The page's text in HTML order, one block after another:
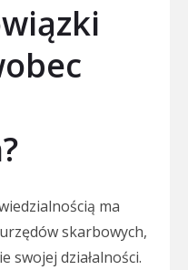
ma
skarbowych,
swojej działalności.